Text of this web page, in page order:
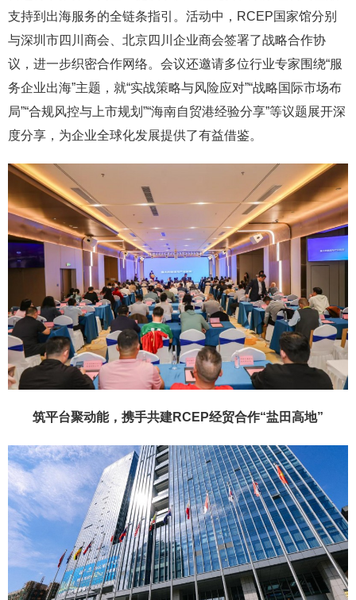
支持到出海服务的全链条指引。活动中，RCEP国家馆分别
与深圳市四川商会、北京四川企业商会签署了战略合作协
议，进一步织密合作网络。会议还邀请多位行业专家围绕“服
务企业出海”主题，就“实战策略与风险应对”“战略国际市场布
局”“合规风控与上市规划”“海南自贸港经验分享”等议题展开深
度分享，为企业全球化发展提供了有益借鉴。
筑平台聚动能，携手共建RCEP经贸合作“盐田高地”